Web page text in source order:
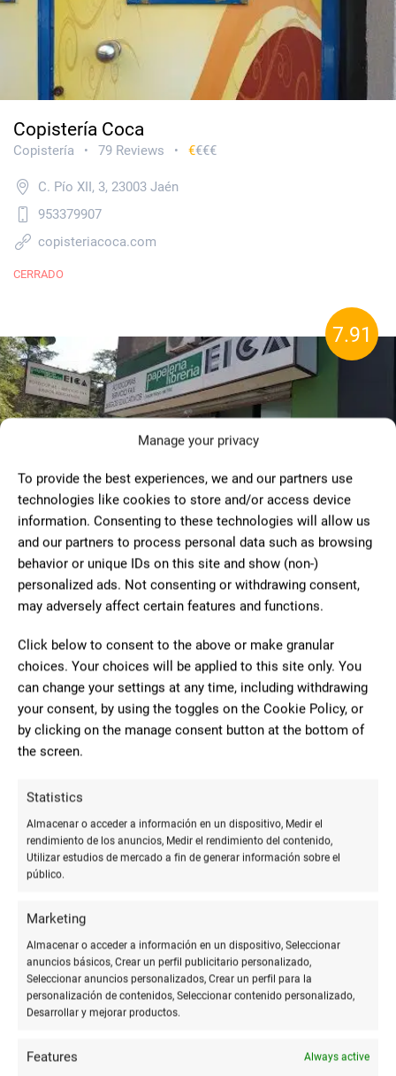
Manage your privacy
To provide the best experiences, we and our partners use
technologies like cookies to store and/or access device
information. Consenting to these technologies will allow us
and our partners to process personal data such as browsing
behavior or unique IDs on this site and show (non-)
personalized ads. Not consenting or withdrawing consent,
may adversely affect certain features and functions.
Click below to consent to the above or make granular
choices. Your choices will be applied to this site only. You
can change your settings at any time, including withdrawing
your consent, by using the toggles on the Cookie Policy, or
by clicking on the manage consent button at the bottom of
the screen.
Statistics
Almacenar o acceder a información en un dispositivo, Medir el
rendimiento de los anuncios, Medir el rendimiento del contenido,
Utilizar estudios de mercado a fin de generar información sobre el
público.
Marketing
Almacenar o acceder a información en un dispositivo, Seleccionar
anuncios básicos, Crear un perfil publicitario personalizado,
Seleccionar anuncios personalizados, Crear un perfil para la
personalización de contenidos, Seleccionar contenido personalizado,
Desarrollar y mejorar productos.
Features Always active
Copistería Coca
Copistería • 79 Reviews • €€€€
C. Pío XII, 3, 23003 Jaén
953379907
copisteriacoca.com
CERRADO
7.91
Papelería Eica
Papelería • 66 Reviews • €€€€
Av. Ruiz Jiménez, 3, local bajo izquierda, 23008 Jaén
953227351
Sin web
CERRADO
Papelería